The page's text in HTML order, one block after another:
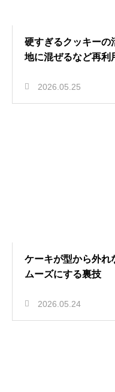
硬すぎるクッキーの
地に混ぜるなど再利
2026.05.25
ケーキが型から外れ
ムーズにする裏技
2026.05.24